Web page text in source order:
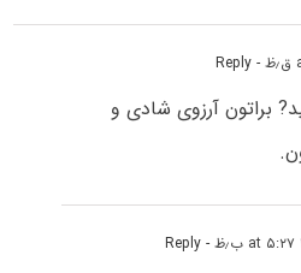
- Reply
براتون آرزوی شادی و
- Reply